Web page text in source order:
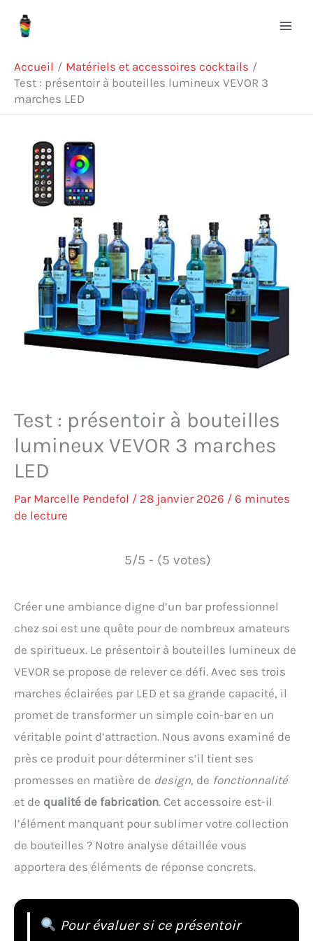
Accueil
Matériels et accessoires cocktails
Test : présentoir à bouteilles lumineux VEVOR 3
marches LED
Test : présentoir à bouteilles
lumineux VEVOR 3 marches
LED
Par Marcelle Pendefol / 28 janvier 2026 / 6 minutes
de lecture
5/5 - (5 votes)
Créer une ambiance digne d’un bar professionnel
chez soi est une quête pour de nombreux amateurs
de spiritueux. Le présentoir à bouteilles lumineux de
VEVOR se propose de relever ce défi. Avec ses trois
marches éclairées par LED et sa grande capacité, il
promet de transformer un simple coin-bar en un
véritable point d’attraction. Nous avons examiné de
près ce produit pour déterminer s’il tient ses
promesses en matière de design, de fonctionnalité
et de qualité de fabrication. Cet accessoire est-il
l’élément manquant pour sublimer votre collection
de bouteilles ? Notre analyse détaillée vous
apportera des éléments de réponse concrets.
Pour évaluer si ce présentoir
Rechercher